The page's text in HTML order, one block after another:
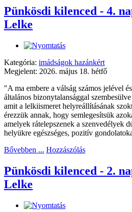
Pünkösdi kilenced - 4.
Lelke
Kategória: imádságok hazánkért
Megjelent: 2026. május 18. hétfő
"A ma embere a válság számos jelével
általános bizonytalansággal
amit a lelkiismeret helyreállításának
érezzük annak, hogy semlegesítsük
amelyek rátelepszenek a szenvedélyek
helyükre egészséges, pozitív
Bővebben ... Hozzászólás
Pünkösdi kilenced - 2.
Lelke